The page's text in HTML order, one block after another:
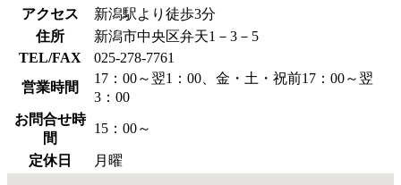
アクセス
新潟駅より徒歩3分
住所
新潟市中央区弁天1－3－5
TEL/FAX
025-278-7761
営業時間
17：00～翌1：00、金・土・祝前17：00～翌
3：00
お問合せ時
間
15：00～
定休日 月曜